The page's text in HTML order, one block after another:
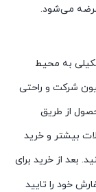
عرضه می‌شود.
به محیط
شرکت و راحتی
از طریق
بیشتر و خرید
بعد از خرید برای
خود را تایید